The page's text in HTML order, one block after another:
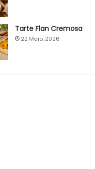
Tarte Flan Cremosa
22 Maio, 2026